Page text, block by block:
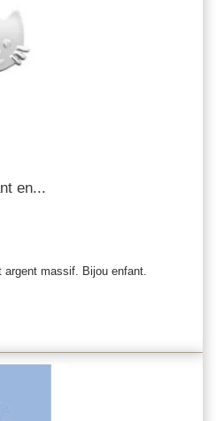
en...
argent massif. Bijou enfant.